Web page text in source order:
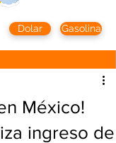
Dolar Gasolina
México!
ingreso de